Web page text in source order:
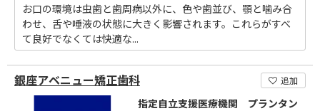
お口の環境は虫歯と歯周病以外に、色や歯並び、顎と噛み合
わせ、舌や唾液の状態に大きく影響されます。これらがすべ
て良好でなくては快適な...
銀座アベニュー矯正歯科 追加
指定自立支援医療機関 プランタン